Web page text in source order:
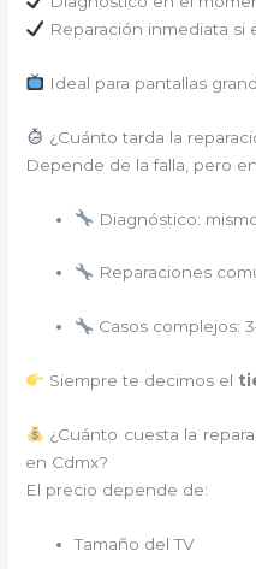
Reparación inmediata si
Ideal para pantallas
¿Cuánto tarda la
Depende de la falla, pero
Diagnóstico:
Reparaciones
Casos complejos:
Siempre te decimos el
¿Cuánto cuesta la
en Cdmx?
El precio depende de:
Tamaño del TV